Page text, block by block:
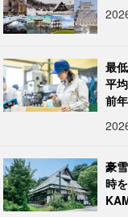
最
平
前
豪
時